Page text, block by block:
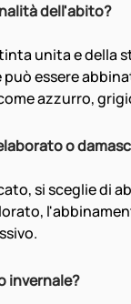
dell'abito?
unita e della
essere
azzurro,
o
si sceglie di
invernale?